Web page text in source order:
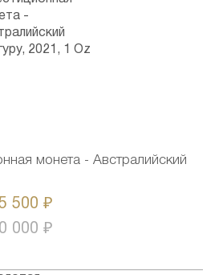
монета - Австралийский
500 ₽
000 ₽